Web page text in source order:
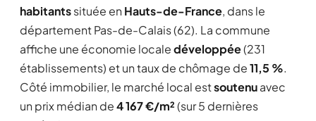
habitantssituée en Hauts-de-France, dans le
département Pas-de-Calais (62). La commune
affiche une économie localedéveloppée(231
établissements) et un taux de chômage de11,5 %.
Côté immobilier, le marché local estsoutenuavec
un prix médian de4 167 €/m²(sur 5 dernières